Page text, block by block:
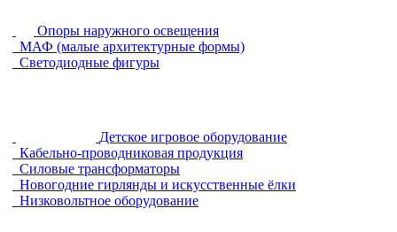
Опоры наружного освещения
МАФ (малые архитектурные формы)
Светодиодные фигуры
Детское игровое оборудование
Кабельно-проводниковая продукция
Силовые трансформаторы
Новогодние гирлянды и искусственные ёлки
Низковольтное оборудование